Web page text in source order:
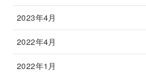
2023年4月
2022年4月
2022年1月